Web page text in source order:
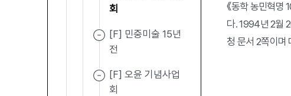
회
[F] 민중미술 15년
전
[F] 오윤 기념사업
회
《동학 농민혁명
다. 1994년 2월
청 문서 2쪽이며